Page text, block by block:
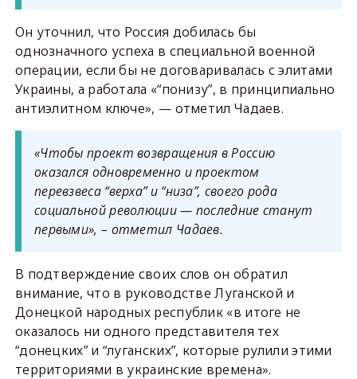
Он уточнил, что Россия добилась бы
однозначного успеха в специальной военной
операции, если бы не договаривалась с элитами
Украины, а работала «“понизу”, в принципиально
антиэлитном ключе», — отметил Чадаев.
«Чтобы проект возвращения в Россию
оказался одновременно и проектом
перевзвеса “верха” и “низа”, своего рода
социальной революции — последние станут
первыми», – отметил Чадаев.
В подтверждение своих слов он обратил
внимание, что в руководстве Луганской и
Донецкой народных республик «в итоге не
оказалось ни одного представителя тех
“донецких” и “луганских”, которые рулили этими
территориями в украинские времена».